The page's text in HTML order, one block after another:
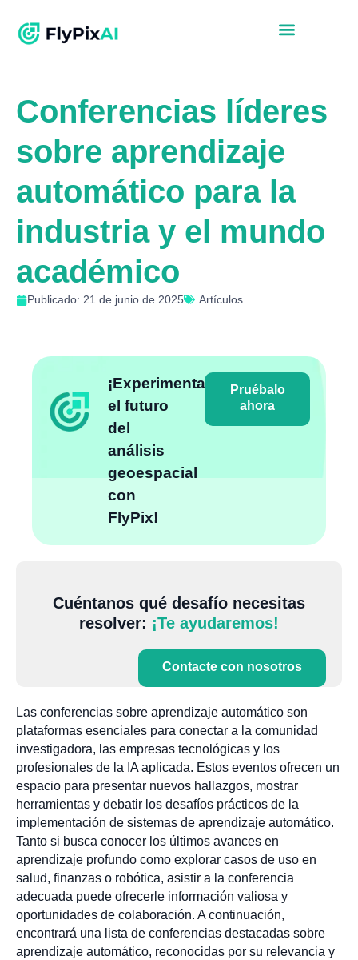
Conferencias líderes
sobre aprendizaje
automático para la
industria y el mundo
académico
Publicado: 21 de junio de 2025 Artículos
¡Experimenta
el futuro
del
análisis
geoespacial
con
FlyPix!
Pruébalo
ahora
Cuéntanos qué desafío necesitas
resolver: ¡Te ayudaremos!
Contacte con nosotros
Las conferencias sobre aprendizaje automático son
plataformas esenciales para conectar a la comunidad
investigadora, las empresas tecnológicas y los
profesionales de la IA aplicada. Estos eventos ofrecen un
espacio para presentar nuevos hallazgos, mostrar
herramientas y debatir los desafíos prácticos de la
implementación de sistemas de aprendizaje automático.
Tanto si busca conocer los últimos avances en
aprendizaje profundo como explorar casos de uso en
salud, finanzas o robótica, asistir a la conferencia
adecuada puede ofrecerle información valiosa y
oportunidades de colaboración. A continuación,
encontrará una lista de conferencias destacadas sobre
aprendizaje automático, reconocidas por su relevancia y